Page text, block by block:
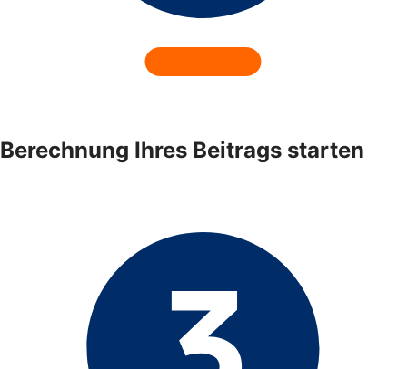
Berechnung Ihres Beitrags starten